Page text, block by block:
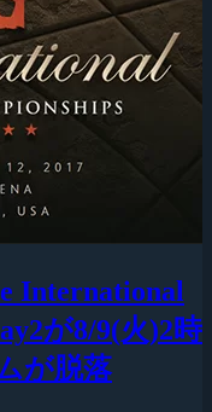
International
が8/9(火)2時
が脱落